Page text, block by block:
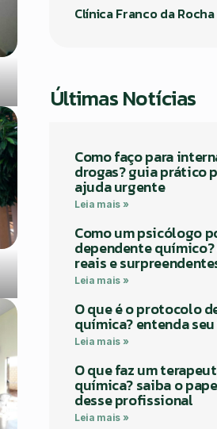
Clínica Franco da Rocha
Últimas Notícias
Como faço para
drogas? guia prático
ajuda urgente
Leia mais »
Como um psicólogo
dependente
reais e
Leia mais »
O que é o protocolo
química? entenda
Leia mais »
O que faz um
química? saiba o
desse profissional
Leia mais »